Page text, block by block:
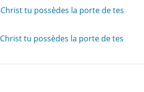
Christ tu possèdes la porte de tes
Christ tu possèdes la porte de tes